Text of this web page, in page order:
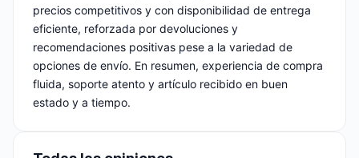
precios competitivos y con disponibilidad de entrega
eficiente, reforzada por devoluciones y
recomendaciones positivas pese a la variedad de
opciones de envío. En resumen, experiencia de compra
fluida, soporte atento y artículo recibido en buen
estado y a tiempo.